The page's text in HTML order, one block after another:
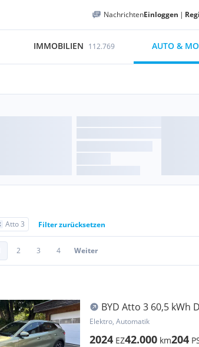
NachrichtenEinloggen |
IMMOBILIEN 112.769 AUTO &
Atto 3 Filter zurücksetzen
2 3 4 Weiter
BYD Atto 3 60,5 kWh
Elektro, Automatik
2024 EZ42.000 km204